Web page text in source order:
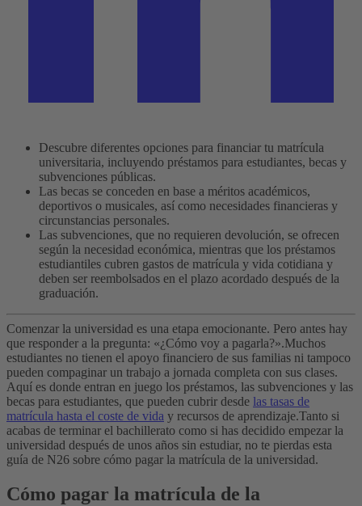
Descubre diferentes opciones para financiar tu matrícula
universitaria, incluyendo préstamos para estudiantes, becas y
subvenciones públicas.
Las becas se conceden en base a méritos académicos,
deportivos o musicales, así como necesidades financieras y
circunstancias personales.
Las subvenciones, que no requieren devolución, se ofrecen
según la necesidad económica, mientras que los préstamos
estudiantiles cubren gastos de matrícula y vida cotidiana y
deben ser reembolsados en el plazo acordado después de la
graduación.
Comenzar la universidad es una etapa emocionante. Pero antes hay
que responder a la pregunta: «¿Cómo voy a pagarla?».Muchos
estudiantes no tienen el apoyo financiero de sus familias ni tampoco
pueden compaginar un trabajo a jornada completa con sus clases.
Aquí es donde entran en juego los préstamos, las subvenciones y las
becas para estudiantes, que pueden cubrir desde las tasas de
matrícula hasta el coste de vida y recursos de aprendizaje.Tanto si
acabas de terminar el bachillerato como si has decidido empezar la
universidad después de unos años sin estudiar, no te pierdas esta
guía de N26 sobre cómo pagar la matrícula de la universidad.
Cómo pagar la matrícula de la